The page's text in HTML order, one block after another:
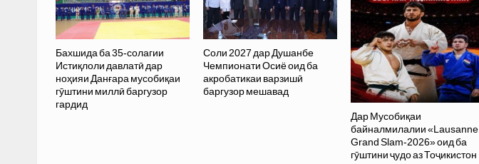
Бахшида ба 35-солагии
Истиқлоли давлатӣ дар
ноҳияи Данғара мусобиқаи
гӯштини миллӣ баргузор
гардид
Соли 2027 дар Душанбе
Чемпионати Осиё оид ба
акробатикаи варзишӣ
баргузор мешавад
Дар Мусобиқаи
байналмилалии «Lausanne
Grand Slam-2026» оид ба
гӯштини ҷудо аз Тоҷикистон